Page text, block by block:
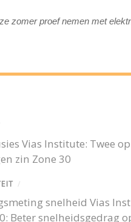
zomer proef nemen met
Vias Institute: Twee
zin Zone 30
/
snelheid Vias
Beter snelheidsgedrag